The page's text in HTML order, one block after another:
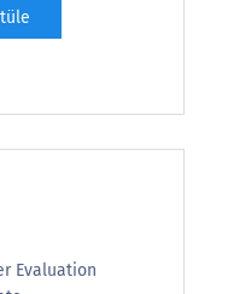
Evaluation